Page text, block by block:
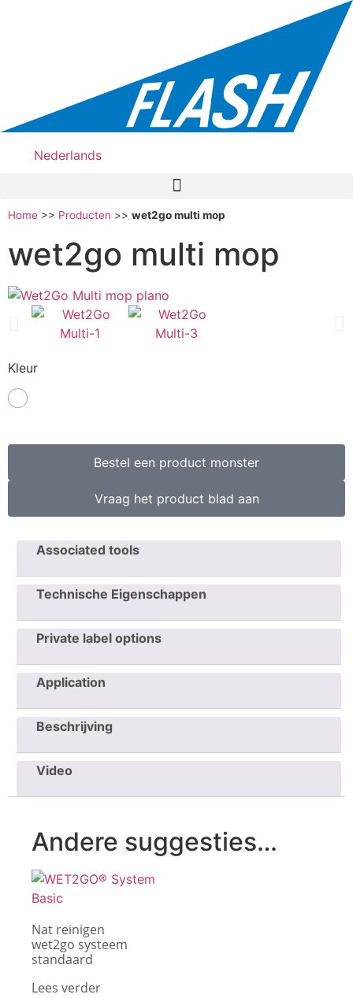
Nederlands
Home >> Producten >> wet2go multi mop
wet2go multi mop
Kleur
Bestel een product monster
Vraag het product blad aan
Associated tools
Technische Eigenschappen
Private label options
Application
Beschrijving
Video
Andere suggesties…
Nat reinigen
wet2go systeem
standaard
Lees verder